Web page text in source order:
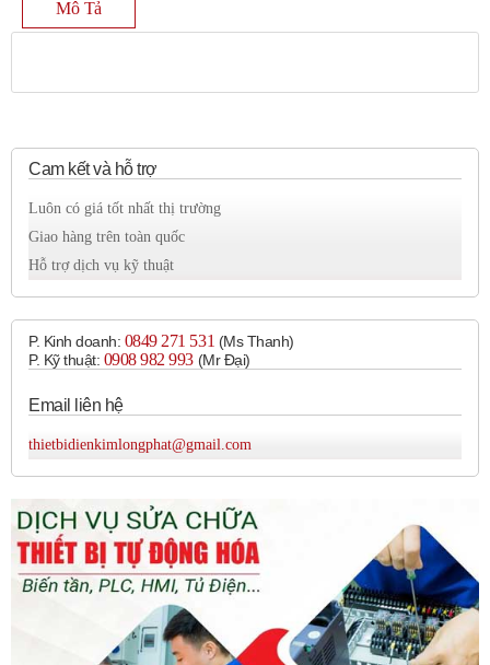
Mô Tả
Cam kết và hỗ trợ
Luôn có giá tốt nhất thị trường
Giao hàng trên toàn quốc
Hỗ trợ dịch vụ kỹ thuật
P. Kinh doanh: 0849 271 531 (Ms Thanh)
P. Kỹ thuật: 0908 982 993​ (Mr Đại)
Email liên hệ
thietbidienkimlongphat@gmail.com